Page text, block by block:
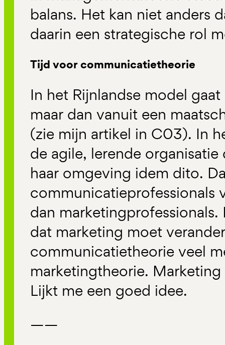
balans. Het kan niet anders
daarin een strategische rol
Tijd voor communicatietheorie
In het Rijnlandse model
maar dan vanuit een
(zie mijn artikel in C03). In
de agile, lerende
haar omgeving idem dito.
communicatieprofessionals
dan marketingprofessionals.
dat marketing moet
communicatietheorie veel
marketingtheorie.
Lijkt me een goed idee.
——